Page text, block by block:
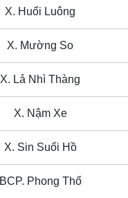
X. Huổi Luông
X. Mường So
X. Lả Nhì Thàng
X. Nậm Xe
X. Sin Suối Hồ
BCP. Phong Thổ